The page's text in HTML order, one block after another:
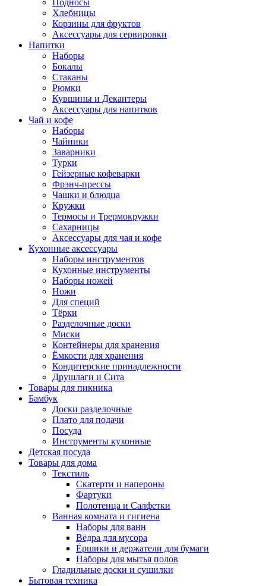
Подносы
Хлебницы
Корзины для фруктов
Аксессуары для сервировки
Напитки
Наборы
Бокалы
Стаканы
Рюмки
Кувшины и Декантеры
Аксессуары для напитков
Чай и кофе
Наборы
Чайники
Заварники
Турки
Гейзерные кофеварки
Фрэнч-прессы
Чашки и блюдца
Кружки
Термосы и Трермокружки
Сахарницы
Аксессуары для чая и кофе
Кухонные аксессуары
Наборы инструментов
Кухонные инструменты
Наборы ножей
Ножи
Для специй
Тёрки
Разделочные доски
Миски
Контейнеры для хранения
Ёмкости для хранения
Кондитерские принадлежности
Друшлаги и Сита
Товары для пикника
Бамбук
Доски разделочные
Плато для подачи
Посуда
Инструменты кухонные
Детская посуда
Товары для дома
Текстиль
Скатерти и напероны
Фартуки
Полотенца и Салфетки
Ванная комната и гигиена
Наборы для ванн
Вёдра для мусора
Ёршики и держатели для бумаги
Наборы для мытья полов
Гладильные доски и сушилки
Бытовая техника